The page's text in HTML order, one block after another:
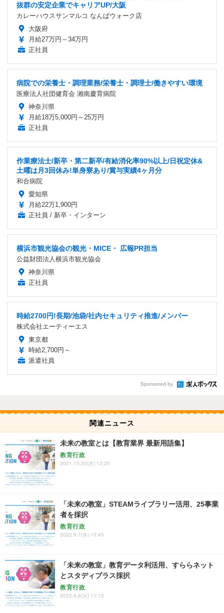
抜群の安定企業でキャリアUP/大阪
カレーハウスサンマルコ なんばウォーク店
大阪府
月給27万円～34万円
正社員
病院での栄養士・調理業務/栄養士・調理士/働きやすい環境
医療法人社団健育会 湘南慶育病院
神奈川県
月給18万5,000円～25万円
正社員
作業療法士/新卒・第二新卒/有給消化率90%以上/日祝定休&
土曜は月3回休み!単身寮あり/賞与実績4ヶ月分
和合病院
愛知県
月給22万1,900円
正社員 / 新卒・インターン
横浜市観光協会の観光・MICE・ 広報PR担当
公益財団法人横浜市観光協会
神奈川県
正社員
時給2700円!長期/池袋/社内セキュリティ推進/メンバー
株式会社エーティーエス
東京都
時給2,700円～
派遣社員
Sponsored by
関連ニュース
未来の教室とは【教育業界 最新用語集】
教育行政
2021.10.20(水) 12:20
「未来の教室」STEAMライブラリー活用、25事業
者を採択
教育行政
2022.9.7(水) 15:45
「未来の教室」教育データ利活用、すららネット
とスタディプラス採択
教育行政
2022.9.6(火) 11:15